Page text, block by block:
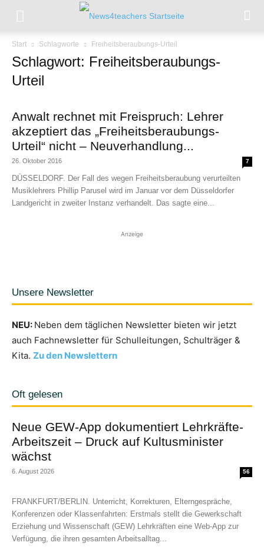
Start Schlagworte Freiheitsberaubungs-Urteil
Schlagwort: Freiheitsberaubungs-
Urteil
Anwalt rechnet mit Freispruch: Lehrer
akzeptiert das „Freiheitsberaubungs-
Urteil“ nicht – Neuverhandlung...
26. Oktober 2016 7
DÜSSELDORF. Der Fall des wegen Freiheitsberaubung verurteilten
Musiklehrers Phillip Parusel wird im Januar vor dem Düsseldorfer
Landgericht in zweiter Instanz verhandelt. Das sagte eine...
Anzeige
Unsere Newsletter
NEU: Neben dem täglichen Newsletter bieten wir jetzt
auch Fachnewsletter für Schulleitungen, Schulträger &
Kita. Zu den Newslettern
Oft gelesen
Neue GEW-App dokumentiert Lehrkräfte-
Arbeitszeit – Druck auf Kultusminister
wächst
6. August 2026 56
FRANKFURT/BERLIN. Unterricht, Korrekturen, Elterngespräche,
Konferenzen oder Klassenfahrten: Erstmals stellt die Gewerkschaft
Erziehung und Wissenschaft (GEW) Lehrkräften eine Web-App zur
Verfügung, die ihren gesamten Arbeitsalltag...